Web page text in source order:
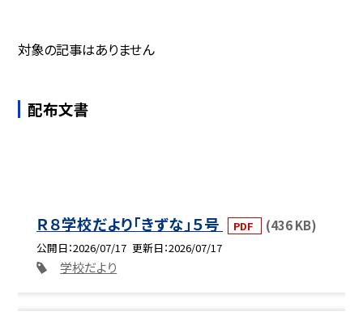
対象の記事はありません
配布文書
Ｒ８学校だより「きずな」５号 PDF (436 KB)
公開日 2026/07/17 更新日 2026/07/17
学校だより